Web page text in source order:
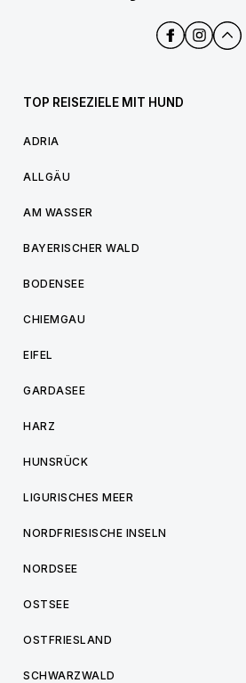
TOP REISEZIELE MIT HUND
ADRIA
ALLGÄU
AM WASSER
BAYERISCHER WALD
BODENSEE
CHIEMGAU
EIFEL
GARDASEE
HARZ
HUNSRÜCK
LIGURISCHES MEER
NORDFRIESISCHE INSELN
NORDSEE
OSTSEE
OSTFRIESLAND
SCHWARZWALD